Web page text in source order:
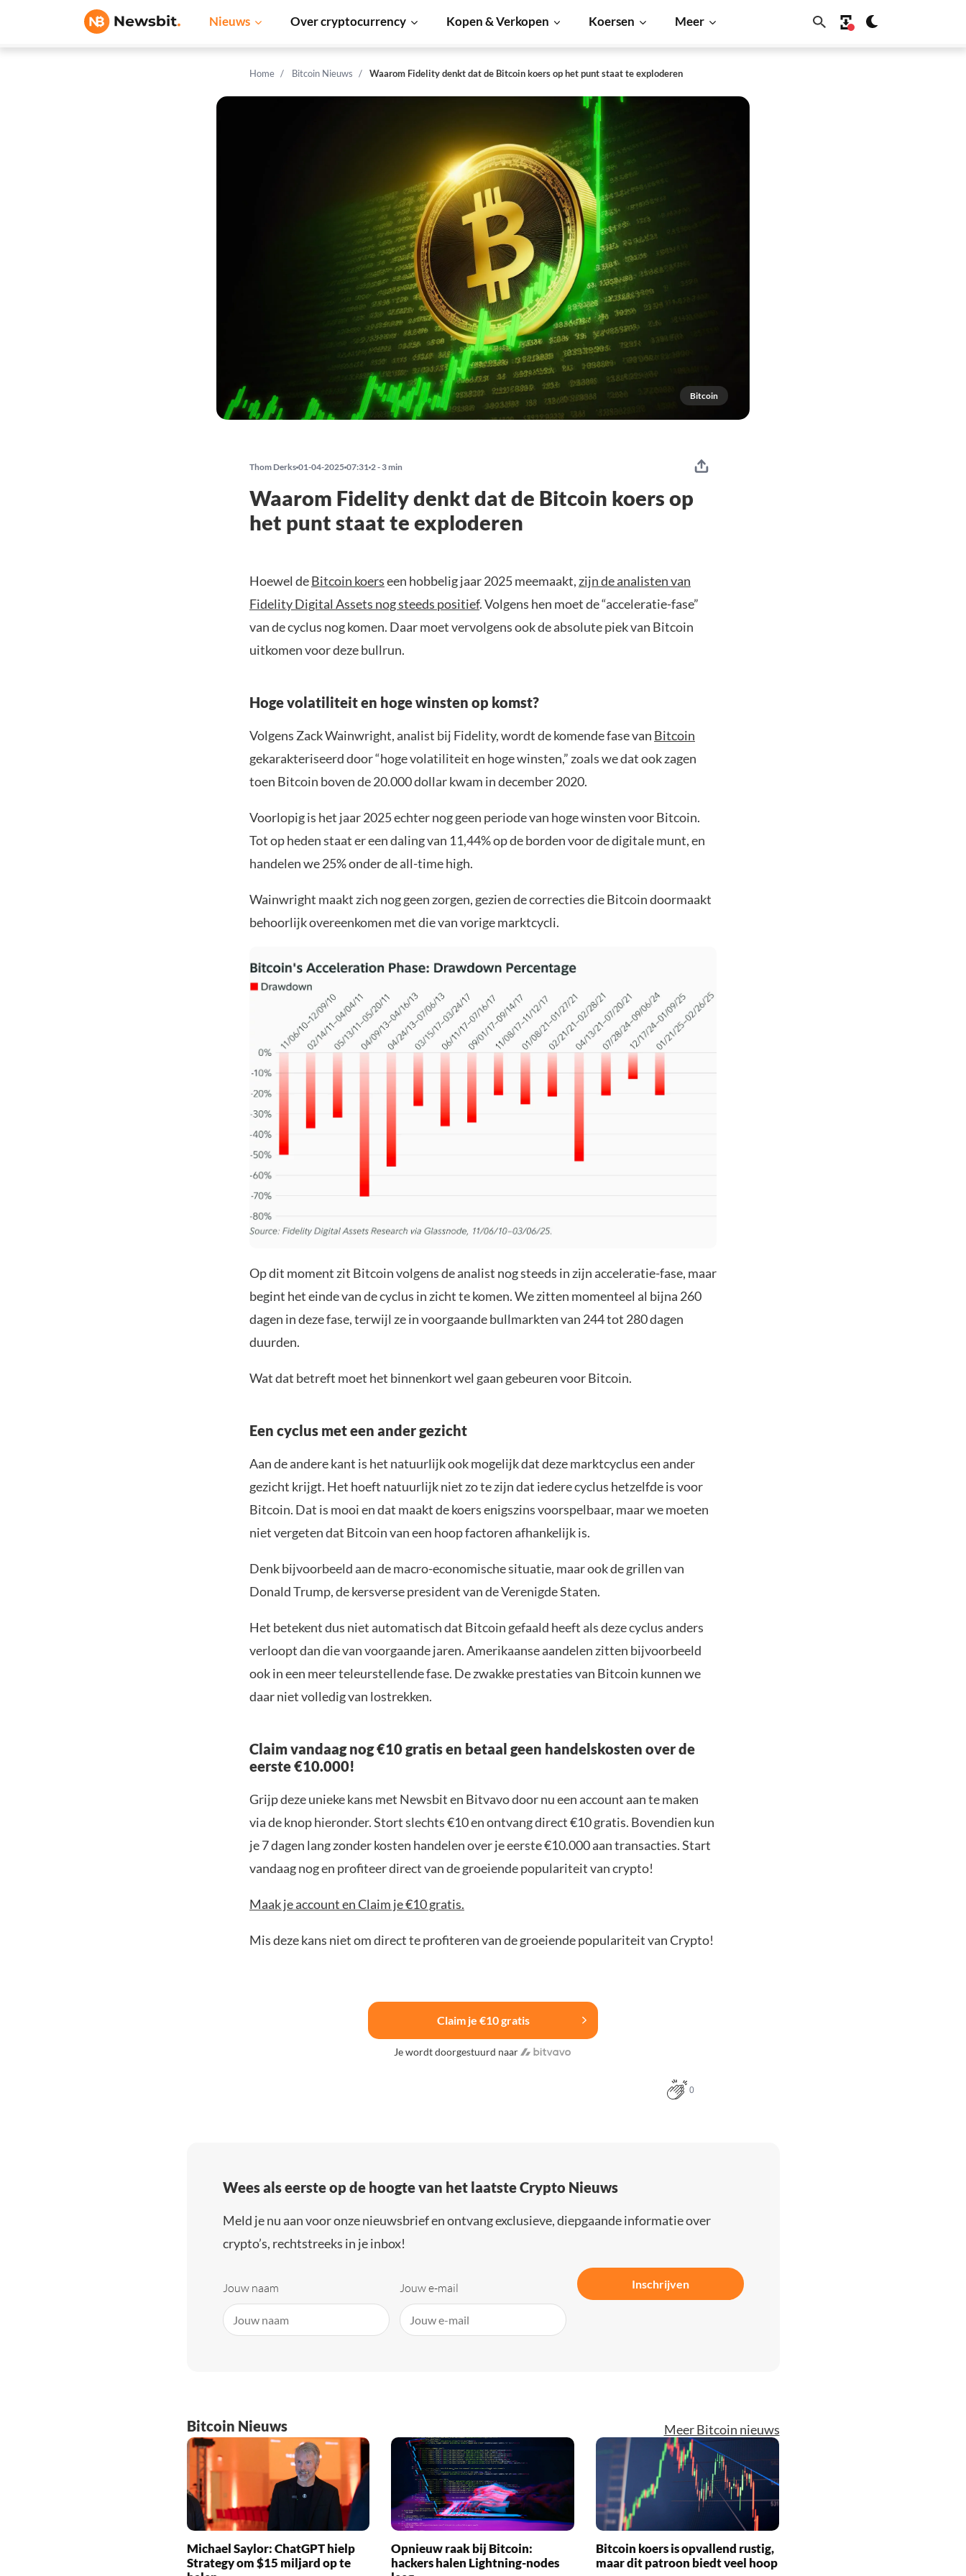
Nieuws Over cryptocurrency Kopen & Verkopen Koersen Meer
Home Bitcoin Nieuws Waarom Fidelity denkt dat de Bitcoin koers op het punt staat te exploderen
Bitcoin
Thom Derks 01-04-2025 07:31 2 - 3 min
Waarom Fidelity denkt dat de Bitcoin koers op
het punt staat te exploderen
Hoewel deBitcoin koerseen hobbelig jaar 2025 meemaakt, zijn de analisten van
Fidelity Digital Assets nog steeds positief. Volgens hen moet de “acceleratie-fase”
van de cyclus nog komen. Daar moet vervolgens ook de absolute piek van Bitcoin
uitkomen voor deze bullrun.
Hoge volatiliteit en hoge winsten op komst?
Volgens Zack Wainwright, analist bij Fidelity, wordt de komende fase van Bitcoin
gekarakteriseerd door “hoge volatiliteit en hoge winsten,” zoals we dat ook zagen
toen Bitcoin boven de 20.000 dollar kwam in december 2020.
Voorlopig is het jaar 2025 echter nog geen periode van hoge winsten voor Bitcoin.
Tot op heden staat er een daling van 11,44% op de borden voor de digitale munt, en
handelen we 25% onder de all-time high.
Wainwright maakt zich nog geen zorgen, gezien de correcties die Bitcoin doormaakt
behoorlijk overeenkomen met die van vorige marktcycli.
Op dit moment zit Bitcoin volgens de analist nog steeds in zijn acceleratie-fase, maar
begint het einde van de cyclus in zicht te komen. We zitten momenteel al bijna 260
dagen in deze fase, terwijl ze in voorgaande bullmarkten van 244 tot 280 dagen
duurden.
Wat dat betreft moet het binnenkort wel gaan gebeuren voor Bitcoin.
Een cyclus met een ander gezicht
Aan de andere kant is het natuurlijk ook mogelijk dat deze marktcyclus een ander
gezicht krijgt. Het hoeft natuurlijk niet zo te zijn dat iedere cyclus hetzelfde is voor
Bitcoin. Dat is mooi en dat maakt de koers enigszins voorspelbaar, maar we moeten
niet vergeten dat Bitcoin van een hoop factoren afhankelijk is.
Denk bijvoorbeeld aan de macro-economische situatie, maar ook de grillen van
Donald Trump, de kersverse president van de Verenigde Staten.
Het betekent dus niet automatisch dat Bitcoin gefaald heeft als deze cyclus anders
verloopt dan die van voorgaande jaren. Amerikaanse aandelen zitten bijvoorbeeld
ook in een meer teleurstellende fase. De zwakke prestaties van Bitcoin kunnen we
daar niet volledig van lostrekken.
Claim vandaag nog €10 gratis en betaal geen handelskosten over de
eerste €10.000!
Grijp deze unieke kans met Newsbit en Bitvavo door nu een account aan te maken
via de knop hieronder. Stort slechts €10 en ontvang direct €10 gratis. Bovendien kun
je 7 dagen lang zonder kosten handelen over je eerste €10.000 aan transacties. Start
vandaag nog en profiteer direct van de groeiende populariteit van crypto!
Maak je account en Claim je €10 gratis.
Mis deze kans niet om direct te profiteren van de groeiende populariteit van Crypto!
Claim je €10 gratis
Je wordt doorgestuurd naar
0
Wees als eerste op de hoogte van het laatste Crypto Nieuws
Meld je nu aan voor onze nieuwsbrief en ontvang exclusieve, diepgaande informatie over
crypto’s, rechtstreeks in je inbox!
Jouw naam Jouw e-mail Inschrijven
Bitcoin Nieuws Meer Bitcoin nieuws
Michael Saylor: ChatGPT hielp
Strategy om $15 miljard op te
Opnieuw raak bij Bitcoin:
hackers halen Lightning-nodes
Bitcoin koers is opvallend rustig,
maar dit patroon biedt veel hoop